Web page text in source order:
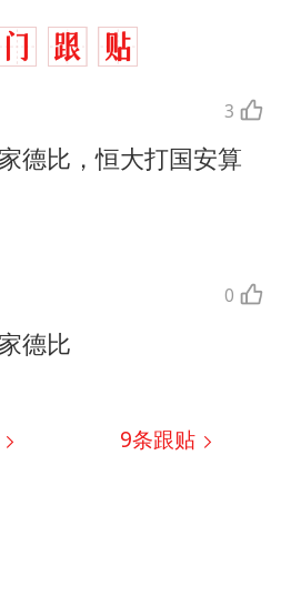
3
德比，恒大打国安算
0
德比
9条跟贴